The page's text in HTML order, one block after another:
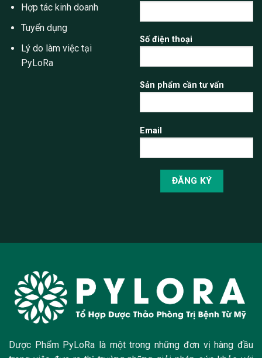
Hợp tác kinh doanh
Tuyển dụng
Lý do làm việc tại
PyLoRa
Số điện thoại
Sản phẩm cần tư vấn
Email
Dược Phẩm PyLoRa là một trong những đơn vị hàng đầu